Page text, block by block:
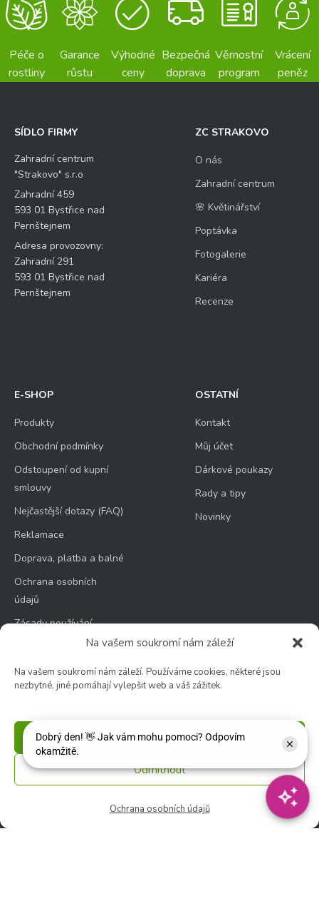
Na vašem soukromí nám záleží
Na vašem soukromí nám záleží. Používáme cookies, některé jsou
nezbytné, jiné pomáhají vylepšit web a váš zážitek.
Příjmout
Odmítnout
Ochrana osobních údajů
Péče o
rostliny
Garance
růstu
Výhodné
ceny
Bezpečná
doprava
Věrnostní
program
Vrácení
peněz
SÍDLO FIRMY
Zahradní centrum
"Strakovo" s.r.o
Zahradní 459
593 01 Bystřice nad
Pernštejnem
Adresa provozovny:
Zahradní 291
593 01 Bystřice nad
Pernštejnem
ZC STRAKOVO
O nás
Zahradní centrum
🌸 Květinářství
Poptávka
Fotogalerie
Kariéra
Recenze
E-SHOP
Produkty
Obchodní podmínky
Odstoupení od kupní
smlouvy
Nejčastější dotazy (FAQ)
Reklamace
Doprava, platba a balné
Ochrana osobních
údajů
Zásady používání
OSTATNÍ
Kontakt
Můj účet
Dárkové poukazy
Rady a tipy
Novinky
🕑 Po – Čt: 9:00 – 17:00
🚫 Neděle: ZAVŘENO